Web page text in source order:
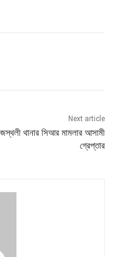
Next article
থানার সিআর মামলার আসামী
গ্রেপ্তার